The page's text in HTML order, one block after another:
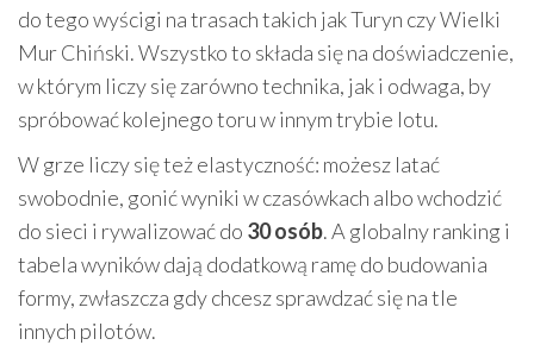
do tego wyścigi na trasach takich jak Turyn czy Wielki
Mur Chiński. Wszystko to składa się na doświadczenie,
w którym liczy się zarówno technika, jak i odwaga, by
spróbować kolejnego toru w innym trybie lotu.
W grze liczy się też elastyczność: możesz latać
swobodnie, gonić wyniki w czasówkach albo wchodzić
do sieci i rywalizować do 30 osób. A globalny ranking i
tabela wyników dają dodatkową ramę do budowania
formy, zwłaszcza gdy chcesz sprawdzać się na tle
innych pilotów.